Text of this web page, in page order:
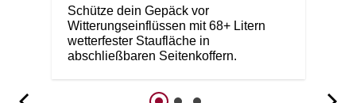
Schütze dein Gepäck vor
Witterungseinflüssen mit 68+ Litern
wetterfester Staufläche in
abschließbaren Seitenkoffern.